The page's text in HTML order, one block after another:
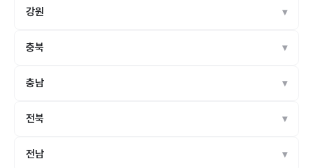
강원
충북
충남
전북
전남